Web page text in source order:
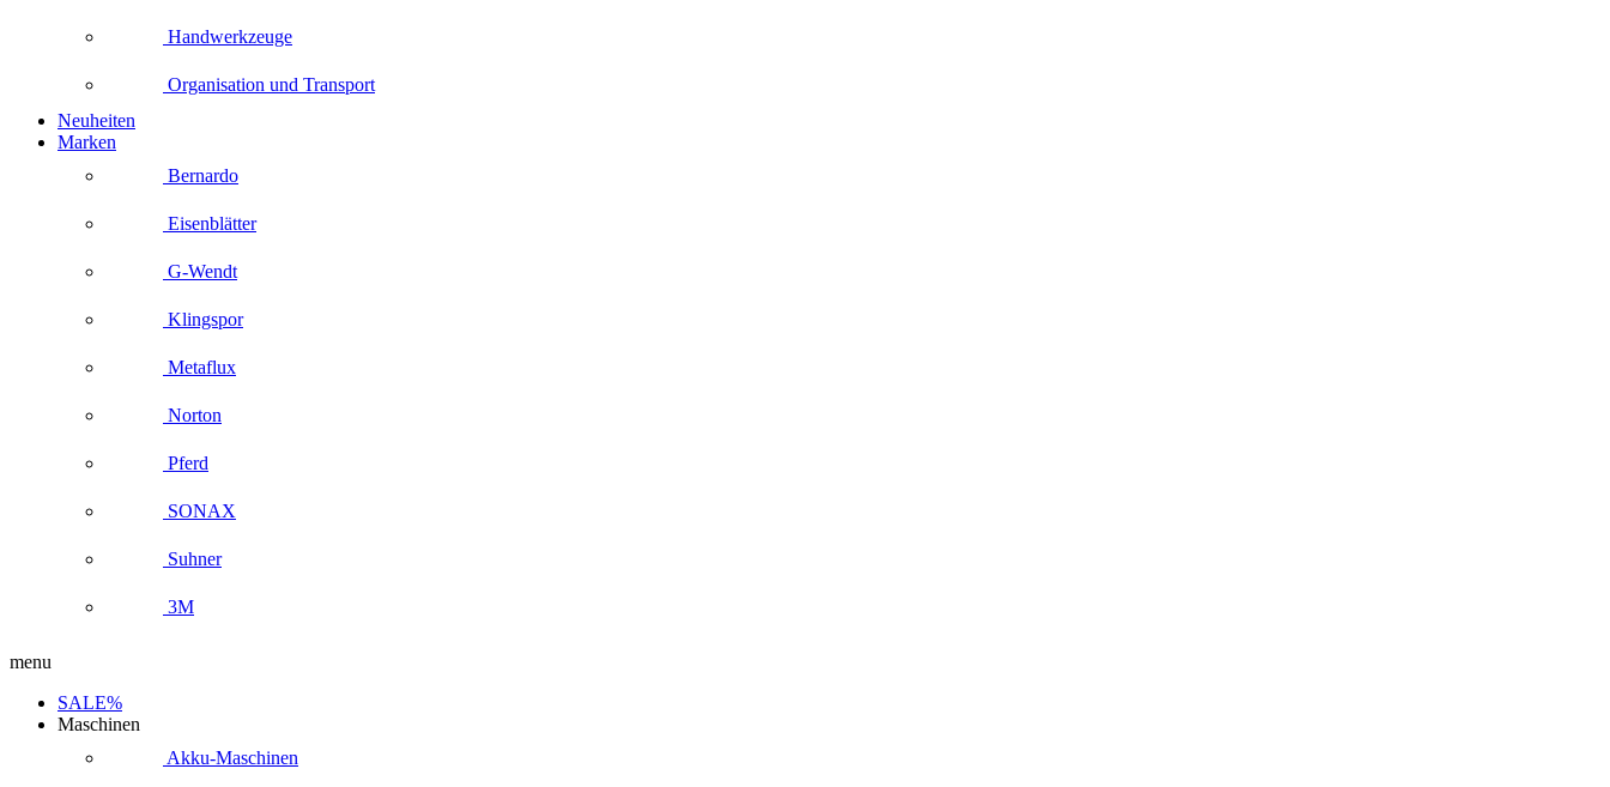
Handwerkzeuge
Organisation und Transport
Neuheiten
Marken
Bernardo
Eisenblätter
G-Wendt
Klingspor
Metaflux
Norton
Pferd
SONAX
Suhner
3M
menu
SALE%
Maschinen
Akku-Maschinen